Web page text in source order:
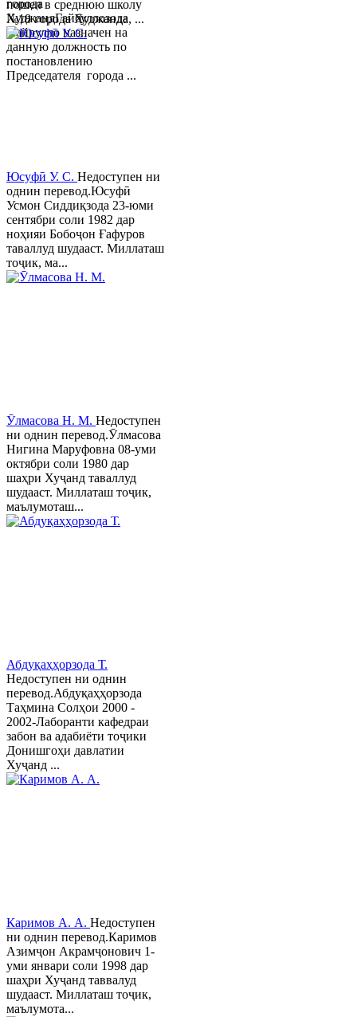
города
ХуджандГайбуллозода
Хайрулло назначен на
данную должность по
постановлению
Председателя города ...
пошел в среднюю школу
№18 города Худжанда, ...
Юсуфӣ У. C. Недоступен ни
однин перевод.Юсуфӣ
Усмон Сиддиқзода 23-юми
сентябри соли 1982 дар
ноҳияи Бобоҷон Ғафуров
таваллуд шудааст. Миллаташ
тоҷик, ма...
Ӯлмасова Н. М. Недоступен
ни однин перевод.Ӯлмасова
Нигина Маруфовна 08-уми
октябри соли 1980 дар
шаҳри Хуҷанд таваллуд
шудааст. Миллаташ тоҷик,
маълумоташ...
Абдуқаҳҳорзода Т.
Недоступен ни однин
перевод.Абдуқаҳҳорзода
Таҳмина Солҳои 2000 -
2002-Лаборанти кафедраи
забон ва адабиёти тоҷики
Донишгоҳи давлатии
Хуҷанд ...
Каримов А. А. Недоступен
ни однин перевод.Каримов
Азимҷон Акрамҷонович 1-
уми январи соли 1998 дар
шаҳри Хуҷанд таввалуд
шудааст. Миллаташ тоҷик,
маълумота...